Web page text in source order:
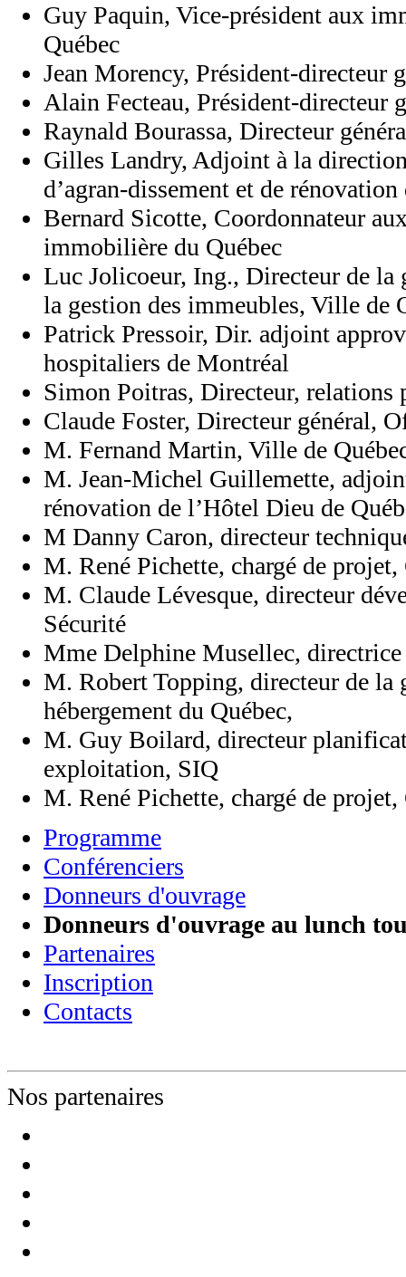
Guy Paquin, Vice-président aux
Québec
Jean Morency, Président-directeur
Alain Fecteau, Président-directeur
Raynald Bourassa, Directeur
Gilles Landry, Adjoint à la
d’agran-dissement et de
Bernard Sicotte, Coordonnateur
immobilière du Québec
Luc Jolicoeur, Ing., Directeur de la
la gestion des immeubles, Ville de
Patrick Pressoir, Dir. adjoint
hospitaliers de Montréal
Simon Poitras, Directeur, relations
Claude Foster, Directeur général,
M. Fernand Martin, Ville de
M. Jean-Michel Guillemette,
rénovation de l’Hôtel Dieu de
M Danny Caron, directeur
M. René Pichette, chargé de
M. Claude Lévesque, directeur
Sécurité
Mme Delphine Musellec,
M. Robert Topping, directeur de
hébergement du Québec,
M. Guy Boilard, directeur
exploitation, SIQ
M. René Pichette, chargé de
Programme
Conférenciers
Donneurs d'ouvrage
Donneurs d'ouvrage au lunch
Partenaires
Inscription
Contacts
Nos partenaires